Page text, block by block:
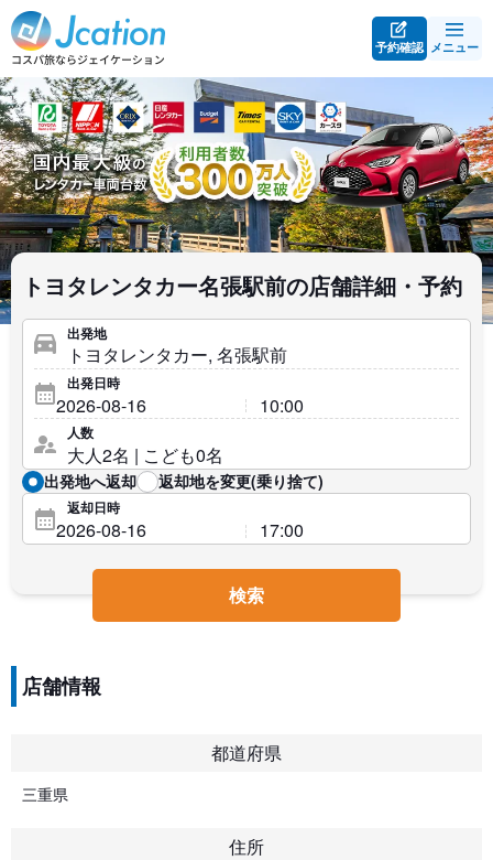
予約確認 メニュー
トヨタレンタカー名張駅前の店舗詳細・予約
出発地
出発日時
人数
出発地へ返却 返却地を変更(乗り捨て)
返却日時
検索
店舗情報
都道府県
三重県
住所